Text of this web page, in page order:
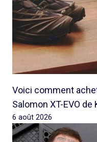
Voici comment
Salomon XT-EVO de
6 août 2026